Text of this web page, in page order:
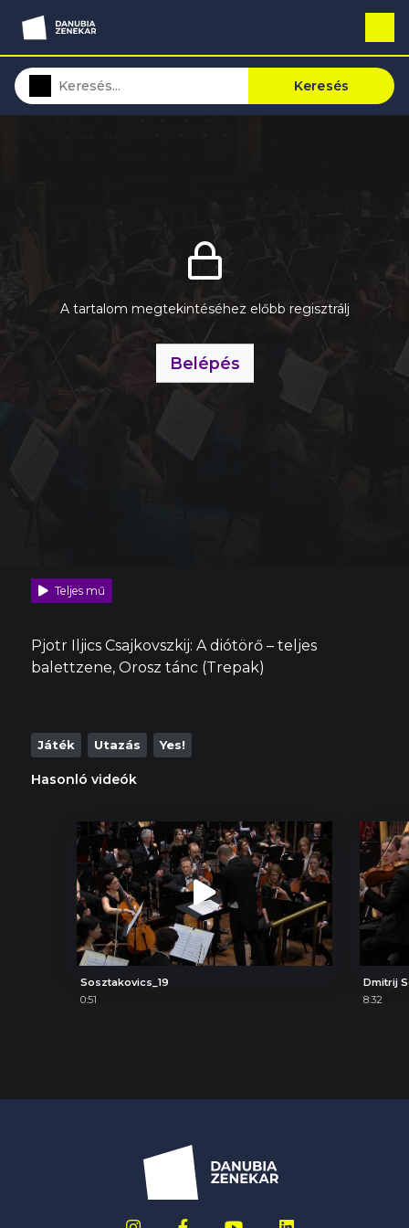
Keresés
A tartalom megtekintéséhez előbb regisztrálj
Belépés
Teljes mű
Pjotr Iljics Csajkovszkij: A diótörő – teljes
balettzene, Orosz tánc (Trepak)
Játék Utazás Yes!
Hasonló videók
Sosztakovics_19
0:51
8:32